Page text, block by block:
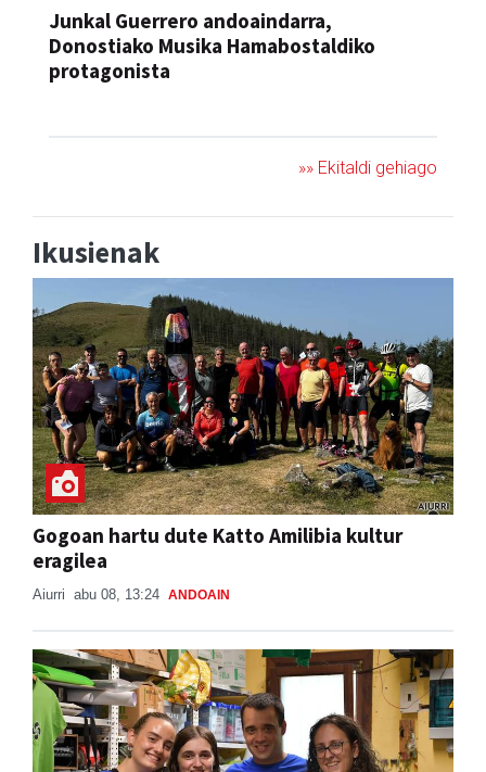
Junkal Guerrero andoaindarra,
Donostiako Musika Hamabostaldiko
protagonista
»» Ekitaldi gehiago
Ikusienak
Gogoan hartu dute Katto Amilibia kultur
eragilea
Aiurri abu 08, 13:24 ANDOAIN